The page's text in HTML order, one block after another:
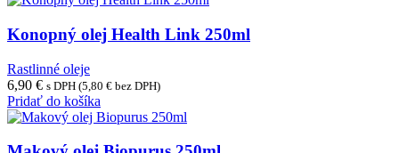
Konopný olej Health Link 250ml
Rastlinné oleje
6,90 € s DPH (5,80 € bez DPH)
Pridať do košíka